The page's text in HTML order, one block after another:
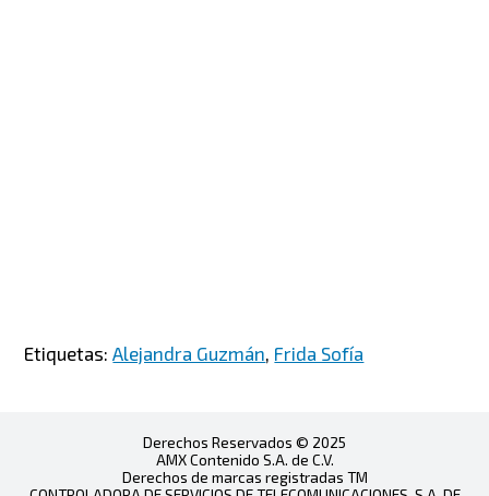
Etiquetas:Alejandra Guzmán, Frida Sofía
Derechos Reservados © 2025
AMX Contenido S.A. de C.V.
Derechos de marcas registradas TM